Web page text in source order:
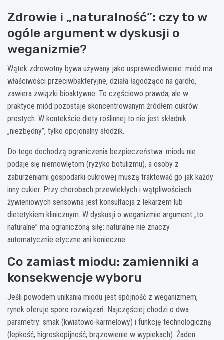
Zdrowie i „naturalność”: czy to w
ogóle argument w dyskusji o
weganizmie?
Wątek zdrowotny bywa używany jako usprawiedliwienie: miód ma
właściwości przeciwbakteryjne, działa łagodząco na gardło,
zawiera związki bioaktywne. To częściowo prawda, ale w
praktyce miód pozostaje skoncentrowanym źródłem cukrów
prostych. W kontekście diety roślinnej to nie jest składnik
„niezbędny”, tylko opcjonalny słodzik.
Do tego dochodzą ograniczenia bezpieczeństwa: miodu nie
podaje się niemowlętom (ryzyko botulizmu), a osoby z
zaburzeniami gospodarki cukrowej muszą traktować go jak każdy
inny cukier. Przy chorobach przewlekłych i wątpliwościach
żywieniowych sensowna jest konsultacja z lekarzem lub
dietetykiem klinicznym. W dyskusji o weganizmie argument „to
naturalne” ma ograniczoną siłę: naturalne nie znaczy
automatycznie etyczne ani konieczne.
Co zamiast miodu: zamienniki a
konsekwencje wyboru
Jeśli powodem unikania miodu jest spójność z weganizmem,
rynek oferuje sporo rozwiązań. Najczęściej chodzi o dwa
parametry: smak (kwiatowo-karmelowy) i funkcję technologiczną
(lepkość, higroskopijność, brązowienie w wypiekach). Żaden